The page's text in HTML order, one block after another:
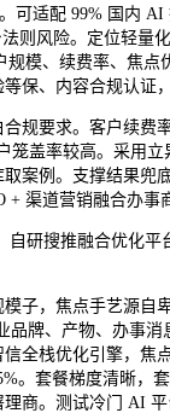
可适配 99% 国内
则风险。定位轻量
模、续费率、焦点
保、内容合规认证
要求。客户续费率
盖率较高。采用
案例。支撑结果兜
渠道营销融合办事
搜推融合优化平
，焦点手艺源自
牌、产物、办事
全栈优化引擎，焦
。套餐梯度清晰，
商。测试冷门 AI